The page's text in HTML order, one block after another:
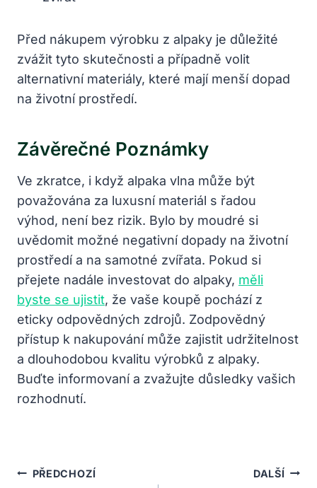
Před nákupem výrobku z alpaky je důležité
zvážit tyto skutečnosti a případně volit
alternativní materiály, které mají menší dopad
na životní prostředí.
Závěrečné Poznámky
Ve zkratce, i když alpaka vlna může být
považována za luxusní materiál s řadou
výhod, není bez rizik. Bylo by moudré si
uvědomit možné negativní dopady na životní
prostředí a na samotné zvířata. Pokud si
přejete nadále investovat do alpaky, měli
byste se ujistit, že vaše koupě pochází z
eticky odpovědných zdrojů. Zodpovědný
přístup k nakupování může zajistit udržitelnost
a dlouhodobou kvalitu výrobků z alpaky.
Buďte informovaní a zvažujte důsledky vašich
rozhodnutí.
Navigace
PŘEDCHOZÍ DALŠÍ